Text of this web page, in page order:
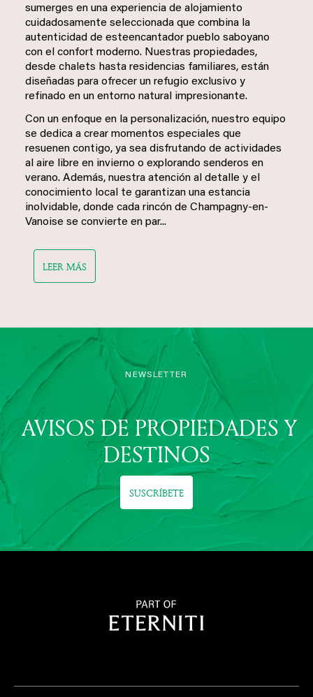
sumerges en una experiencia de alojamiento
cuidadosamente seleccionada que combina la
autenticidad de esteencantador pueblo saboyano
con el confort moderno. Nuestras propiedades,
desde chalets hasta residencias familiares, están
diseñadas para ofrecer un refugio exclusivo y
refinado en un entorno natural impresionante.
Con un enfoque en la personalización, nuestro equipo
se dedica a crear momentos especiales que
resuenen contigo, ya sea disfrutando de actividades
al aire libre en invierno o explorando senderos en
verano. Además, nuestra atención al detalle y el
conocimiento local te garantizan una estancia
inolvidable, donde cada rincón de Champagny-en-
Vanoise se convierte en par...
LEER MÁS
NEWSLETTER
AVISOS DE PROPIEDADES Y
DESTINOS
SUSCRÍBETE